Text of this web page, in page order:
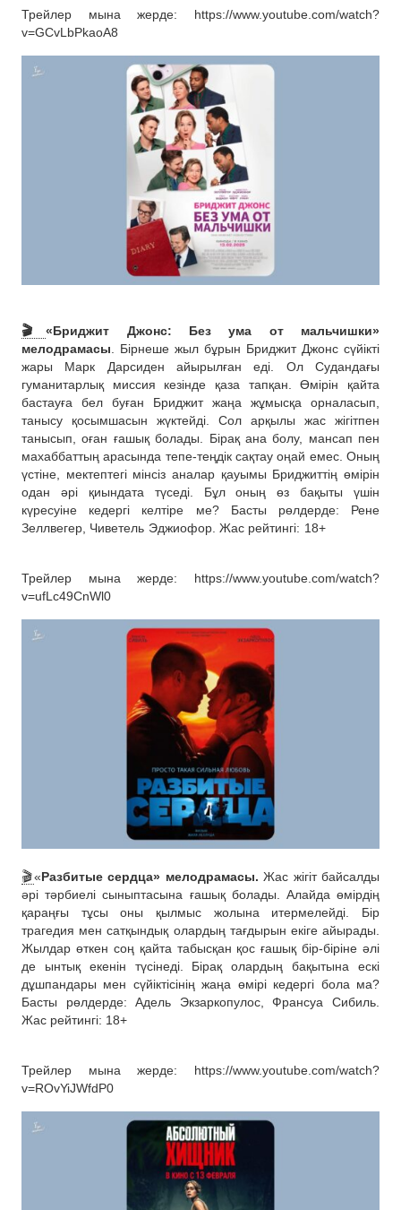
Трейлер мына жерде: https://www.youtube.com/watch?
v=GCvLbPkaoA8
🎬«Бриджит Джонс: Без ума от мальчишки»
мелодрамасы . Бірнеше жыл бұрын Бриджит Джонс сүйікті
жары Марк Дарсиден айырылған еді. Ол Судандағы
гуманитарлық миссия кезінде қаза тапқан. Өмірін қайта
бастауға бел буған Бриджит жаңа жұмысқа орналасып,
танысу қосымшасын жүктейді. Сол арқылы жас жігітпен
танысып, оған ғашық болады. Бірақ ана болу, мансап пен
махаббаттың арасында тепе-теңдік сақтау оңай емес. Оның
үстіне, мектептегі мінсіз аналар қауымы Бриджиттің өмірін
одан әрі қиындата түседі. Бұл оның өз бақыты үшін
күресуіне кедергі келтіре ме? Басты рөлдерде: Рене
Зеллвегер, Чиветель Эджиофор. Жас рейтингі: 18+
Трейлер мына жерде: https://www.youtube.com/watch?
v=ufLc49CnWl0
🎬«Разбитые сердца» мелодрамасы. Жас жігіт байсалды
әрі тәрбиелі сыныптасына ғашық болады. Алайда өмірдің
қараңғы тұсы оны қылмыс жолына итермелейді. Бір
трагедия мен сатқындық олардың тағдырын екіге айырады.
Жылдар өткен соң қайта табысқан қос ғашық бір-біріне әлі
де ынтық екенін түсінеді. Бірақ олардың бақытына ескі
дұшпандары мен сүйіктісінің жаңа өмірі кедергі бола ма?
Басты рөлдерде: Адель Экзаркопулос, Франсуа Сибиль.
Жас рейтингі: 18+
Трейлер мына жерде: https://www.youtube.com/watch?
v=ROvYiJWfdP0